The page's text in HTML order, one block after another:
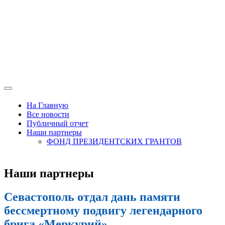
На Главную
Все новости
Публичный отчет
Наши партнеры
ФОНД ПРЕЗИДЕНТСКИХ ГРАНТОВ
Наши партнеры
Севастополь отдал дань памяти
бессмертному подвигу легендарного